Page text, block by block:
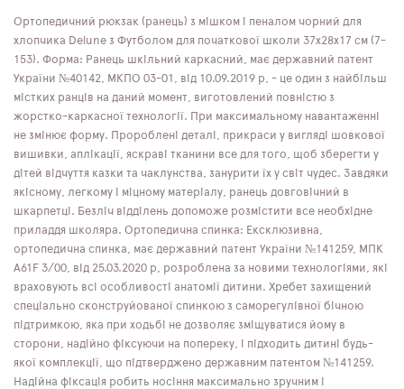
Ортопедичний рюкзак (ранець) з мішком і пеналом чорний для
хлопчика Delune з Футболом для початкової школи 37х28х17 см (7-
153). Форма: Ранець шкільний каркасний, має державний патент
України №40142, МКПО 03-01, від 10.09.2019 р, - це один з найбільш
містких ранців на даний момент, виготовлений повністю з
жорстко-каркасної технології. При максимальному навантаженні
не змінює форму. Пророблені деталі, прикраси у вигляді шовкової
вишивки, аплікації, яскраві тканини все для того, щоб зберегти у
дітей відчуття казки та чаклунства, занурити їх у світ чудес. Завдяки
якісному, легкому і міцному матеріалу, ранець довговічний в
шкарпетці. Безліч відділень допоможе розмістити все необхідне
приладдя школяра. Ортопедична спинка: Ексклюзивна,
ортопедична спинка, має державний патент України №141259, МПК
А61F 3/00, від 25.03.2020 р, розроблена за новими технологіями, які
враховують всі особливості анатомії дитини. Хребет захищений
спеціально сконструйованої спинкою з саморегулівної бічною
підтримкою, яка при ходьбі не дозволяє зміщуватися йому в
сторони, надійно фіксуючи на попереку, і підходить дитині будь-
якої комплекції, що підтверджено державним патентом №141259.
Надійна фіксація робить носіння максимально зручним і